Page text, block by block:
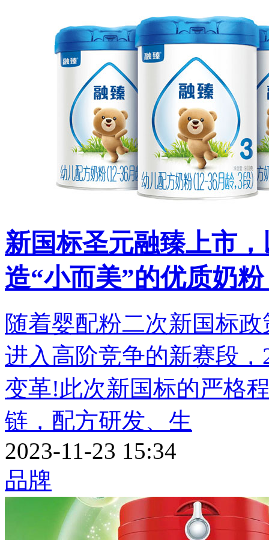
新国标圣元融臻上市
造“小而美”的优质奶
随着婴配粉二次新国标
进入高阶竞争的新赛段
变革!此次新国标的严格
链，配方研发、生
2023-11-23 15:34
品牌